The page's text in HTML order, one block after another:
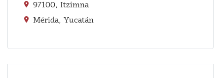
97100, Itzimna
Mérida, Yucatán